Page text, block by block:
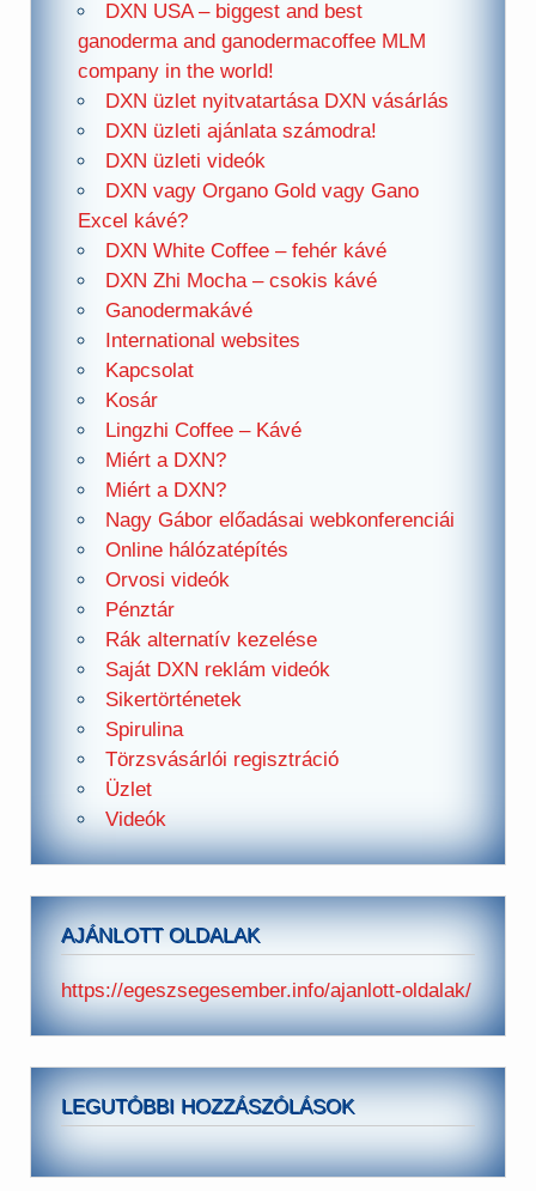
DXN USA – biggest and best
ganoderma and ganodermacoffee MLM
company in the world!
DXN üzlet nyitvatartása DXN vásárlás
DXN üzleti ajánlata számodra!
DXN üzleti videók
DXN vagy Organo Gold vagy Gano
Excel kávé?
DXN White Coffee – fehér kávé
DXN Zhi Mocha – csokis kávé
Ganodermakávé
International websites
Kapcsolat
Kosár
Lingzhi Coffee – Kávé
Miért a DXN?
Miért a DXN?
Nagy Gábor előadásai webkonferenciái
Online hálózatépítés
Orvosi videók
Pénztár
Rák alternatív kezelése
Saját DXN reklám videók
Sikertörténetek
Spirulina
Törzsvásárlói regisztráció
Üzlet
Videók
AJÁNLOTT OLDALAK
https://egeszsegesember.info/ajanlott-oldalak/
LEGUTÓBBI HOZZÁSZÓLÁSOK